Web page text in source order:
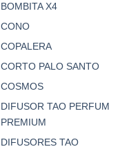
BOMBITA X4
CONO
COPALERA
CORTO PALO SANTO
COSMOS
DIFUSOR TAO PERFUM
PREMIUM
DIFUSORES TAO